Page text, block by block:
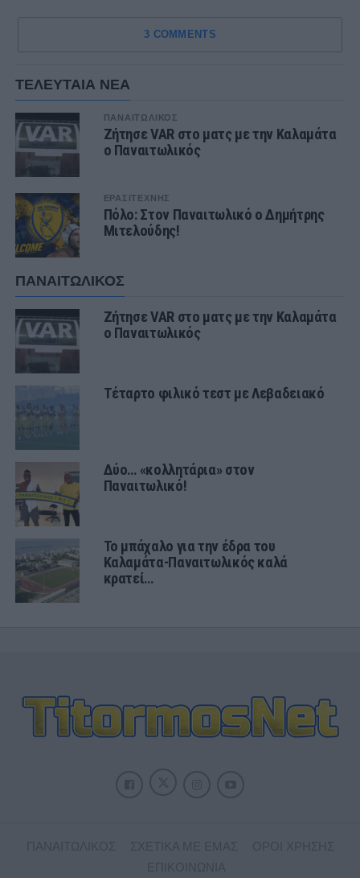
3 COMMENTS
ΤΕΛΕΥΤΑΙΑ ΝΕΑ
ΠΑΝΑΙΤΩΛΙΚΟΣ
Ζήτησε VAR στο ματς με την Καλαμάτα
ο Παναιτωλικός
ΕΡΑΣΙΤΕΧΝΗΣ
Πόλο: Στον Παναιτωλικό ο Δημήτρης
Μιτελούδης!
ΠΑΝΑΙΤΩΛΙΚΟΣ
Ζήτησε VAR στο ματς με την Καλαμάτα
ο Παναιτωλικός
Τέταρτο φιλικό τεστ με Λεβαδειακό
Δύο… «κολλητάρια» στον
Παναιτωλικό!
Το μπάχαλο για την έδρα του
Καλαμάτα-Παναιτωλικός καλά
κρατεί…